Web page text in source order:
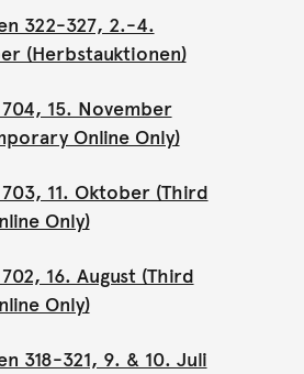
322-327, 2.-4.
(Herbstauktionen)
15. November
Online Only)
11. Oktober (Third
Only)
16. August (Third
Only)
318-321, 9. & 10. Juli